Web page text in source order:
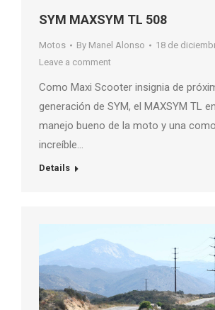
SYM MAXSYM TL 508
Motos By Manel Alonso
18 de
Leave a comment
Como Maxi Scooter insignia de
generación de SYM, el MAXSYM TL
manejo bueno de la moto y una
increíble…
Details